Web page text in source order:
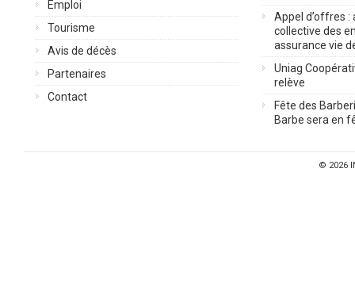
Emploi
Tourisme
Avis de décès
Partenaires
Contact
Appel d’offres :
collective des
assurance vie
Uniag
relève
Fête des
Barbe sera en
© 2026